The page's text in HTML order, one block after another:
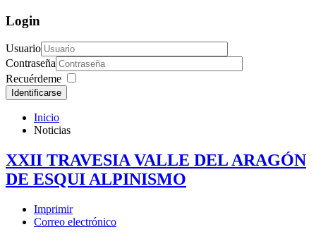
Login
Usuario
Contraseña
Recuérdeme
Identificarse
Inicio
Noticias
XXII TRAVESIA VALLE DEL ARAGÓN
DE ESQUI ALPINISMO
Imprimir
Correo electrónico